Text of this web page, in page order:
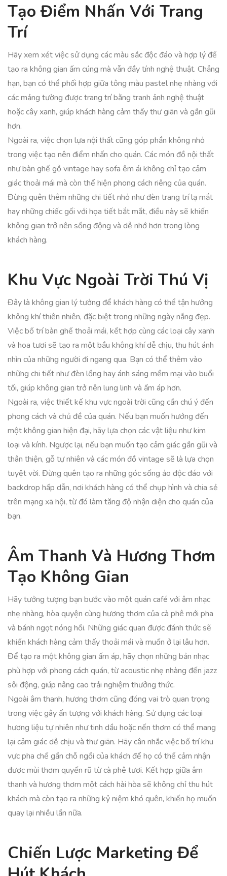
Tạo Điểm Nhấn Với Trang
Trí
Hãy xem xét việc sử dụng các màu sắc độc đáo và hợp lý để
tạo ra không gian ấm cúng mà vẫn đầy tính nghệ thuật. Chẳng
hạn, bạn có thể phối hợp giữa tông màu pastel nhẹ nhàng với
các mảng tường được trang trí bằng tranh ảnh nghệ thuật
hoặc cây xanh, giúp khách hàng cảm thấy thư giãn và gần gũi
hơn.
Ngoài ra, việc chọn lựa nội thất cũng góp phần không nhỏ
trong việc tạo nên điểm nhấn cho quán. Các món đồ nội thất
như bàn ghế gỗ vintage hay sofa êm ái không chỉ tạo cảm
giác thoải mái mà còn thể hiện phong cách riêng của quán.
Đừng quên thêm những chi tiết nhỏ như đèn trang trí lạ mắt
hay những chiếc gối với họa tiết bắt mắt, điều này sẽ khiến
không gian trở nên sống động và dễ nhớ hơn trong lòng
khách hàng.
Khu Vực Ngoài Trời Thú Vị
Đây là không gian lý tưởng để khách hàng có thể tận hưởng
không khí thiên nhiên, đặc biệt trong những ngày nắng đẹp.
Việc bố trí bàn ghế thoải mái, kết hợp cùng các loại cây xanh
và hoa tươi sẽ tạo ra một bầu không khí dễ chịu, thu hút ánh
nhìn của những người đi ngang qua. Bạn có thể thêm vào
những chi tiết như đèn lồng hay ánh sáng mềm mại vào buổi
tối, giúp không gian trở nên lung linh và ấm áp hơn.
Ngoài ra, việc thiết kế khu vực ngoài trời cũng cần chú ý đến
phong cách và chủ đề của quán. Nếu bạn muốn hướng đến
một không gian hiện đại, hãy lựa chọn các vật liệu như kim
loại và kính. Ngược lại, nếu bạn muốn tạo cảm giác gần gũi và
thân thiện, gỗ tự nhiên và các món đồ vintage sẽ là lựa chọn
tuyệt vời. Đừng quên tạo ra những góc sống ảo độc đáo với
backdrop hấp dẫn, nơi khách hàng có thể chụp hình và chia sẻ
trên mạng xã hội, từ đó làm tăng độ nhận diện cho quán của
bạn.
Âm Thanh Và Hương Thơm
Tạo Không Gian
Hãy tưởng tượng bạn bước vào một quán café với âm nhạc
nhẹ nhàng, hòa quyện cùng hương thơm của cà phê mới pha
và bánh ngọt nóng hổi. Những giác quan được đánh thức sẽ
khiến khách hàng cảm thấy thoải mái và muốn ở lại lâu hơn.
Để tạo ra một không gian ấm áp, hãy chọn những bản nhạc
phù hợp với phong cách quán, từ acoustic nhẹ nhàng đến jazz
sôi động, giúp nâng cao trải nghiệm thưởng thức.
Ngoài âm thanh, hương thơm cũng đóng vai trò quan trọng
trong việc gây ấn tượng với khách hàng. Sử dụng các loại
hương liệu tự nhiên như tinh dầu hoặc nến thơm có thể mang
lại cảm giác dễ chịu và thư giãn. Hãy cân nhắc việc bố trí khu
vực pha chế gần chỗ ngồi của khách để họ có thể cảm nhận
được mùi thơm quyến rũ từ cà phê tươi. Kết hợp giữa âm
thanh và hương thơm một cách hài hòa sẽ không chỉ thu hút
khách mà còn tạo ra những kỷ niệm khó quên, khiến họ muốn
quay lại nhiều lần nữa.
Chiến Lược Marketing Để